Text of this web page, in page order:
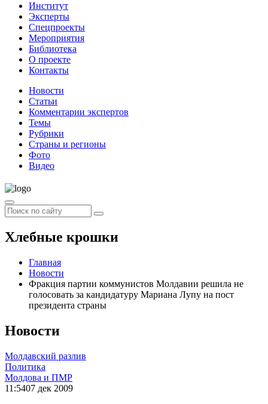
Институт
Эксперты
Спецпроекты
Мероприятия
Библиотека
О проекте
Контакты
Новости
Статьи
Комментарии экспертов
Темы
Рубрики
Страны и регионы
Фото
Видео
Хлебные крошки
Главная
Новости
Фракция партии коммунистов Молдавии решила не
голосовать за кандидатуру Мариана Лупу на пост
президента страны
Новости
Молдавский разлив
Политика
Молдова и ПМР
11:5407 дек 2009